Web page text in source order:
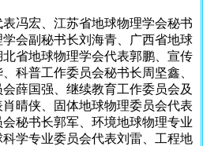
宏、江苏省地球物理学会秘书
会副秘书长刘海青、广西省地球
省地球物理学会代表郭鹏、宣传
科普工作委员会秘书长周坚鑫、
薛国强、继续教育工作委员会及
晴侠、固体地球物理委员会代表
秘书长郭军、环境地球物理专业
学专业委员会代表刘雷、工程地